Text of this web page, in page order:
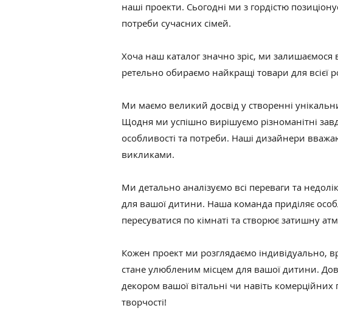
наші проекти. Сьогодні ми з гордістю
потреби сучасних сімей.
Хоча наш каталог значно зріс, ми
ретельно обираємо найкращі товари для
Ми маємо великий досвід у створенні
Щодня ми успішно вирішуємо різноманітні
особливості та потреби. Наші дизайнери
викликами.
Ми детально аналізуємо всі переваги та
для вашої дитини. Наша команда приділяє
пересуватися по кімнаті та створює затишну
Кожен проект ми розглядаємо індивідуально,
стане улюбленим місцем для вашої дитини.
декором вашої вітальні чи навіть
творчості!